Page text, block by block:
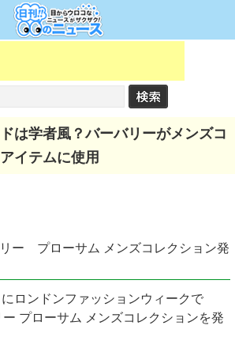
は学者風？バーバリーがメンズコ
イテムに使用
ー プローサム メンズコレクション発
ロンドンファッションウィークで
プローサム メンズコレクションを発